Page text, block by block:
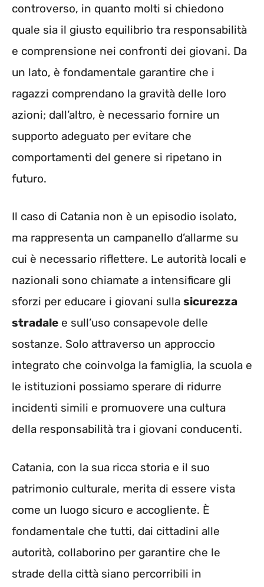
controverso, in quanto molti si chiedono
quale sia il giusto equilibrio tra responsabilità
e comprensione nei confronti dei giovani. Da
un lato, è fondamentale garantire che i
ragazzi comprendano la gravità delle loro
azioni; dall’altro, è necessario fornire un
supporto adeguato per evitare che
comportamenti del genere si ripetano in
futuro.
Il caso di Catania non è un episodio isolato,
ma rappresenta un campanello d’allarme su
cui è necessario riflettere. Le autorità locali e
nazionali sono chiamate a intensificare gli
sforzi per educare i giovani sulla sicurezza
stradale e sull’uso consapevole delle
sostanze. Solo attraverso un approccio
integrato che coinvolga la famiglia, la scuola e
le istituzioni possiamo sperare di ridurre
incidenti simili e promuovere una cultura
della responsabilità tra i giovani conducenti.
Catania, con la sua ricca storia e il suo
patrimonio culturale, merita di essere vista
come un luogo sicuro e accogliente. È
fondamentale che tutti, dai cittadini alle
autorità, collaborino per garantire che le
strade della città siano percorribili in